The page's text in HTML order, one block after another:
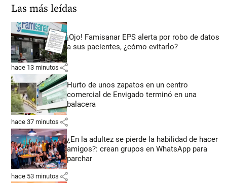
Las más leídas
¡Ojo! Famisanar EPS alerta por robo de datos
a sus pacientes, ¿cómo evitarlo?
hace 13 minutos share
Hurto de unos zapatos en un centro
comercial de Envigado terminó en una
balacera
hace 37 minutos share
¿En la adultez se pierde la habilidad de hacer
amigos?: crean grupos en WhatsApp para
parchar
hace 53 minutos share